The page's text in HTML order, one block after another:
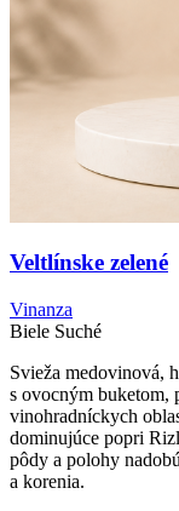
Veltlínske zelené
Vinanza
Biele Suché
Svieža medovinová,
s ovocným buketom,
vinohradníckych
dominujúce popri
pôdy a polohy
a korenia.